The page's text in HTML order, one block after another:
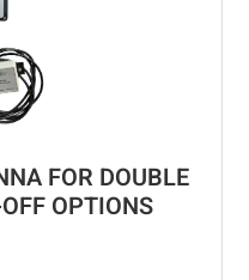
FOR DOUBLE
OPTIONS